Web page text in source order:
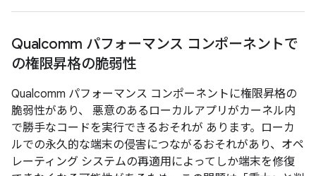
Qualcomm パフォーマンス コンポーネントで
の権限昇格の脆弱性
Qualcomm パフォーマンス コンポーネントに権限昇格の
脆弱性があり、 悪意のあるローカルアプリがカーネル内
で勝手なコードを実行できるおそれが あります。ローカ
ルでの永久的な端末の侵害につながるおそれがあり、オペ
レーティング システムの再適用によってしか端末を修復